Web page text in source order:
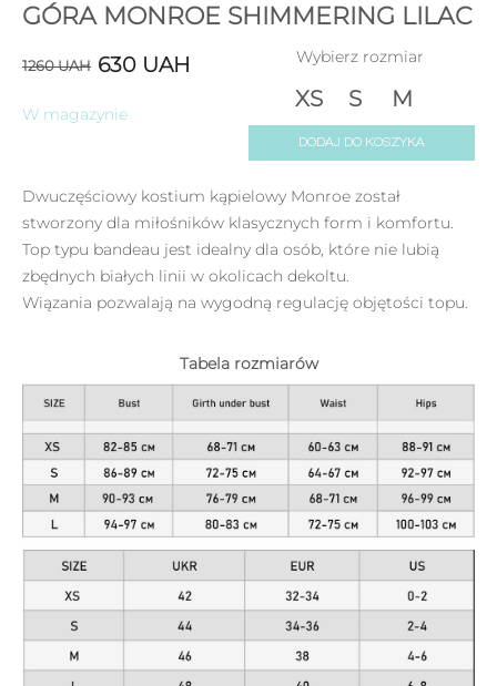
GÓRA MONROE SHIMMERING LILAC
1260UAH 630 UAH
W magazynie
Wybierz rozmiar
XS S M
DODAJ DO KOSZYKA
Dwuczęściowy kostium kąpielowy Monroe został
stworzony dla miłośników klasycznych form i komfortu.
Top typu bandeau jest idealny dla osób, które nie lubią
zbędnych białych linii w okolicach dekoltu.
Wiązania pozwalają na wygodną regulację objętości topu.
Tabela rozmiarów